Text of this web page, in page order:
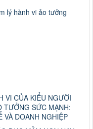
lý hành vi ảo tưởng
VI CỦA KIỂU NGƯỜI
TƯỞNG SỨC MẠNH:
VÀ DOANH NGHIỆP